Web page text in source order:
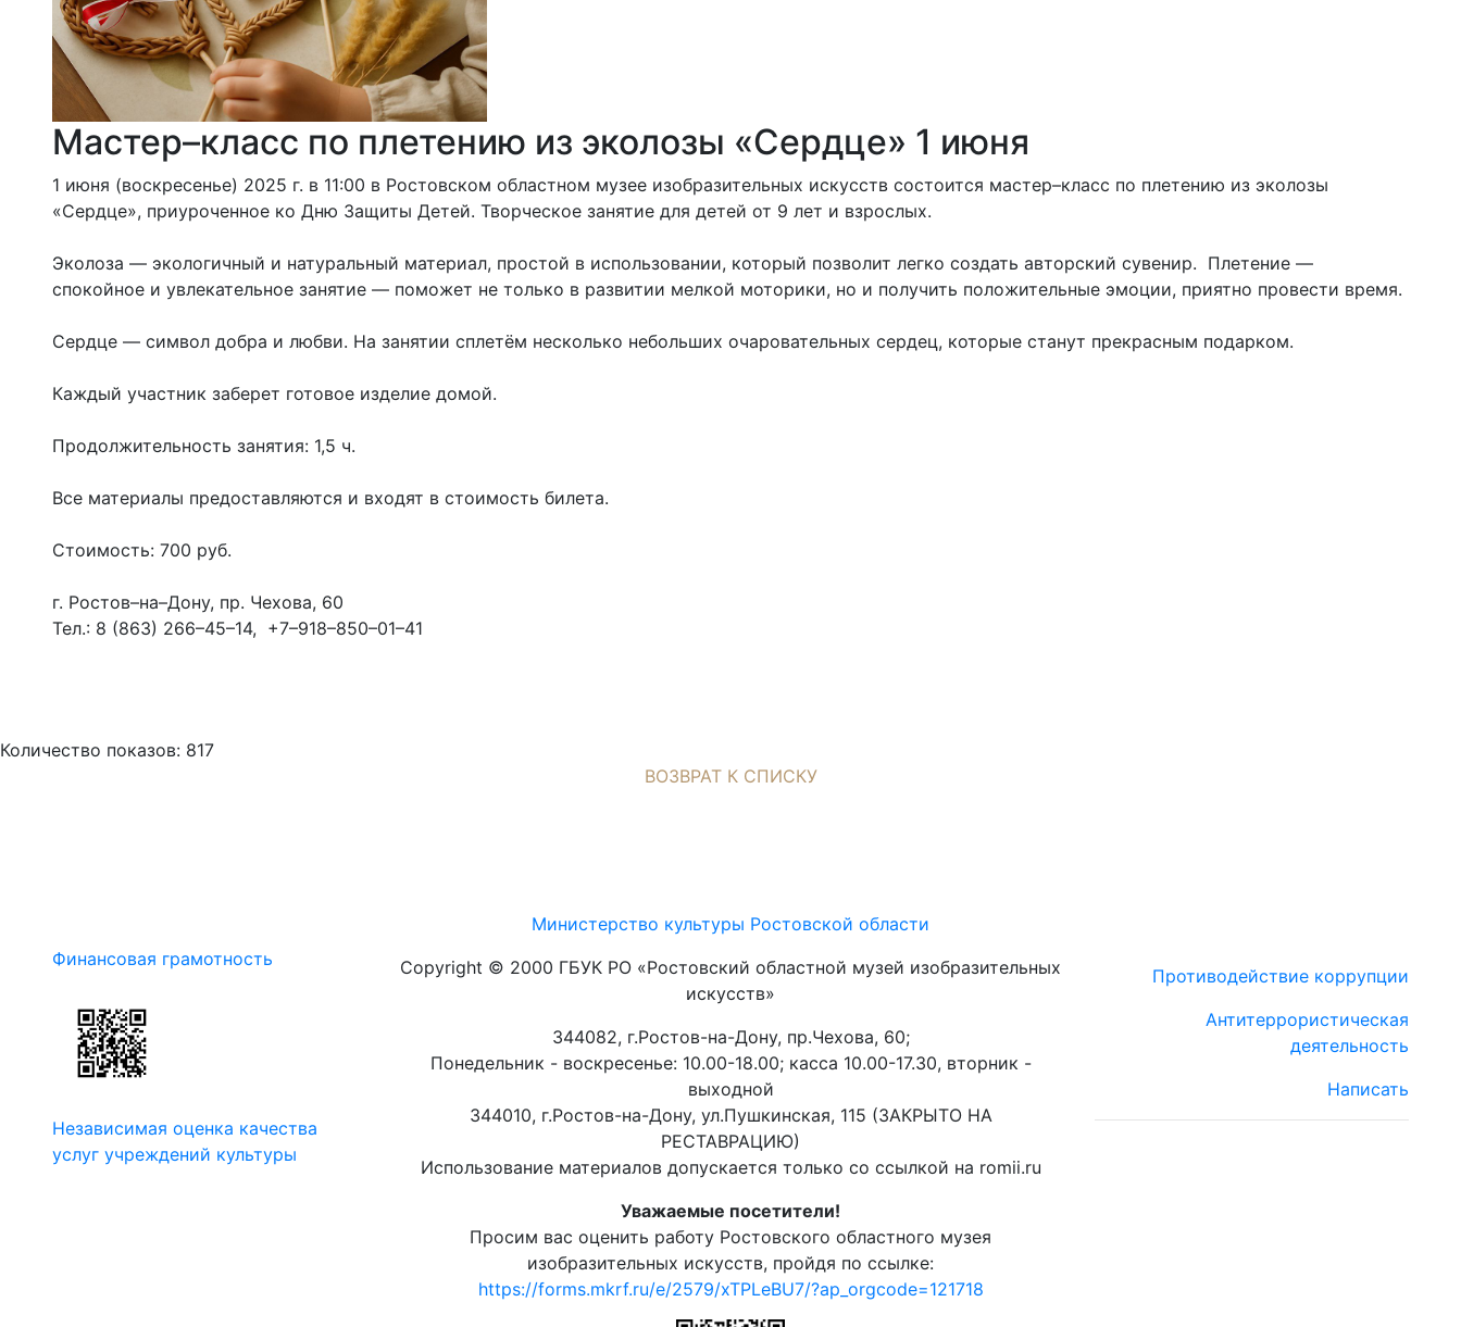
Мастер–класс по плетению из эколозы «Сердце» 1 июня
1 июня (воскресенье) 2025 г. в 11:00 в Ростовском областном музее изобразительных искусств состоится мастер–класс по плетению из эколозы
«Сердце», приуроченное ко Дню Защиты Детей. Творческое занятие для детей от 9 лет и взрослых.
Эколоза — экологичный и натуральный материал, простой в использовании, который позволит легко создать авторский сувенир. Плетение —
спокойное и увлекательное занятие — поможет не только в развитии мелкой моторики, но и получить положительные эмоции, приятно провести время.
Сердце — символ добра и любви. На занятии сплетём несколько небольших очаровательных сердец, которые станут прекрасным подарком.
Каждый участник заберет готовое изделие домой.
Продолжительность занятия: 1,5 ч.
Все материалы предоставляются и входят в стоимость билета.
Стоимость: 700 руб.
г. Ростов–на–Дону, пр. Чехова, 60
Тел.: 8 (863) 266–45–14, +7–918–850–01–41
Количество показов: 817
ВОЗВРАТ К СПИСКУ
Финансовая грамотность
Независимая оценка качества
услуг учреждений культуры
Министерство культуры Ростовской области
Copyright © 2000 ГБУК РО «Ростовский областной музей изобразительных
искусств»
344082, г.Ростов-на-Дону, пр.Чехова, 60;
Понедельник - воскресенье: 10.00-18.00; касса 10.00-17.30, вторник -
выходной
344010, г.Ростов-на-Дону, ул.Пушкинская, 115 (ЗАКРЫТО НА
РЕСТАВРАЦИЮ)
Использование материалов допускается только со ссылкой на romii.ru
Уважаемые посетители!
Просим вас оценить работу Ростовского областного музея
изобразительных искусств, пройдя по ссылке:
https://forms.mkrf.ru/e/2579/xTPLeBU7/?ap_orgcode=121718
Противодействие коррупции
Антитеррористическая
деятельность
Написать